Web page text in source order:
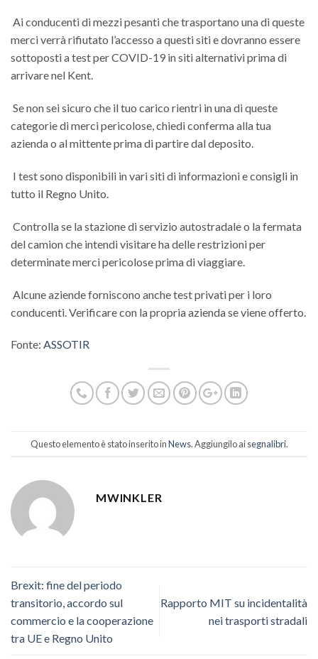
Ai conducenti di mezzi pesanti che trasportano una di queste
merci verrà rifiutato l’accesso a questi siti e dovranno essere
sottoposti a test per COVID-19 in siti alternativi prima di
arrivare nel Kent.
Se non sei sicuro che il tuo carico rientri in una di queste
categorie di merci pericolose, chiedi conferma alla tua
azienda o al mittente prima di partire dal deposito.
I test sono disponibili in vari siti di informazioni e consigli in
tutto il Regno Unito.
Controlla se la stazione di servizio autostradale o la fermata
del camion che intendi visitare ha delle restrizioni per
determinate merci pericolose prima di viaggiare.
Alcune aziende forniscono anche test privati per i loro
conducenti. Verificare con la propria azienda se viene offerto.
Fonte: ASSOTIR
Questo elemento è stato inserito inNews. Aggiungilo aisegnalibri.
MWINKLER
Brexit: fine del periodo
transitorio, accordo sul
commercio e la cooperazione
tra UE e Regno Unito
Rapporto MIT su incidentalità
nei trasporti stradali